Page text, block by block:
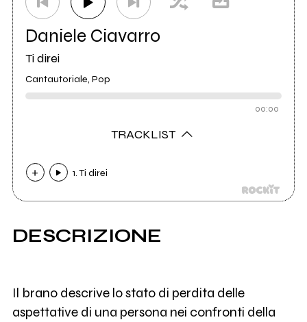
Daniele Ciavarro
Ti direi
Cantautoriale, Pop
00:00
TRACKLIST
1. Ti direi
DESCRIZIONE
Il brano descrive lo stato di perdita delle
aspettative di una persona nei confronti della